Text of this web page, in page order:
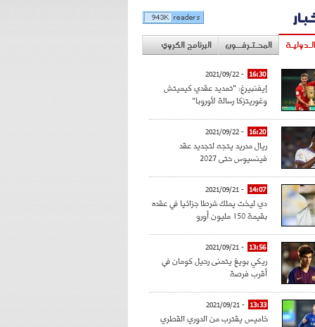
المحـتـرفــون البرنامج الكروي
16:30
- 2021/09/22
إيفنبيرغ: "تمديد عقدي كيميتش
وغوريتزكا رسالة لأوروبا"
16:20
- 2021/09/22
ريال مدريد يتجه لتجديد عقد
فينسيوس حتى 2027
14:07
- 2021/09/21
دي ليخت يملك شرطا جزائيا في عقده
بقيمة 150 مليون أورو
13:56
- 2021/09/21
ريكي بويغ يتمنى رحيل كومان في
أقرب فرصة
13:33
- 2021/09/21
خاميس يقترب من الدوري القطري